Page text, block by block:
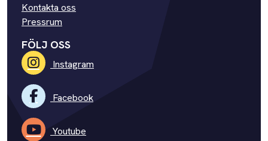
Kontakta oss
Pressrum
FÖLJ OSS
Instagram
Facebook
Youtube